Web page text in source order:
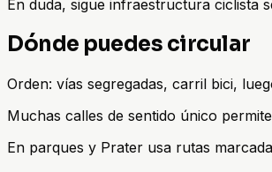
En duda, sigue infraestructura ciclista
Dónde puedes circular
Orden: vías segregadas, carril bici,
Muchas calles de sentido único
En parques y Prater usa rutas